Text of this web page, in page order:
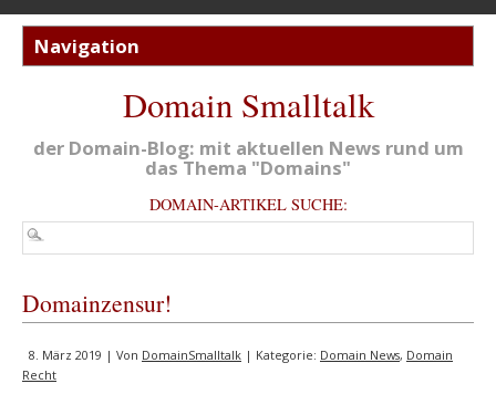
Domain Smalltalk
der Domain-Blog: mit aktuellen News rund um
das Thema "Domains"
DOMAIN-ARTIKEL SUCHE:
Domainzensur!
8. März 2019 | Von DomainSmalltalk | Kategorie: Domain News, Domain
Recht